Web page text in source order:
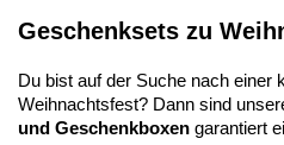
Geschenksets zu
Du bist auf der Suche nach einer
Weihnachtsfest? Dann sind
und Geschenkboxen garantiert